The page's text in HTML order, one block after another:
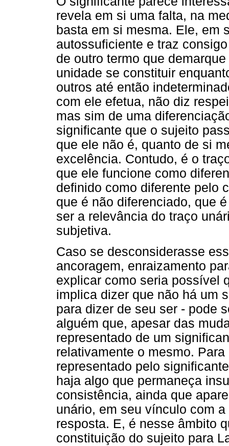
revela em si uma falta, na
basta em si mesma. Ele, em
autossuficiente e traz
de outro termo que
unidade se constituir
outros até então
com ele efetua, não diz
mas sim de uma
significante que o sujeito
que ele não é, quanto de si
excelência. Contudo, é o
que ele funcione como
definido como diferente pelo
que é não diferenciado, que
ser a relevância do traço
subjetiva.
Caso se desconsiderasse
ancoragem, enraizamento
explicar como seria possível
implica dizer que não há um
para dizer de seu ser - pode
alguém que, apesar das
representado de um
relativamente o mesmo.
representado pelo
haja algo que permaneça
consistência, ainda que
unário, em seu vínculo com
resposta. E, é nesse âmbito
constituição do sujeito para